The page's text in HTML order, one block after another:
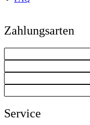
Zahlungsarten
Service